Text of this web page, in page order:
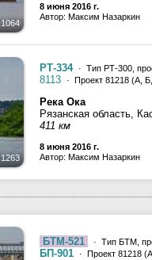
1064
8 июня 2016 г.
Автор: Максим Назаркин
1263
РТ-334 · Тип РТ-300,
8113 · Проект 81218 (А,
Река Ока
Рязанская область,
411 км
8 июня 2016 г.
Автор: Максим Назаркин
БТМ-521 · Тип БТМ,
БП-901 · Проект 81218